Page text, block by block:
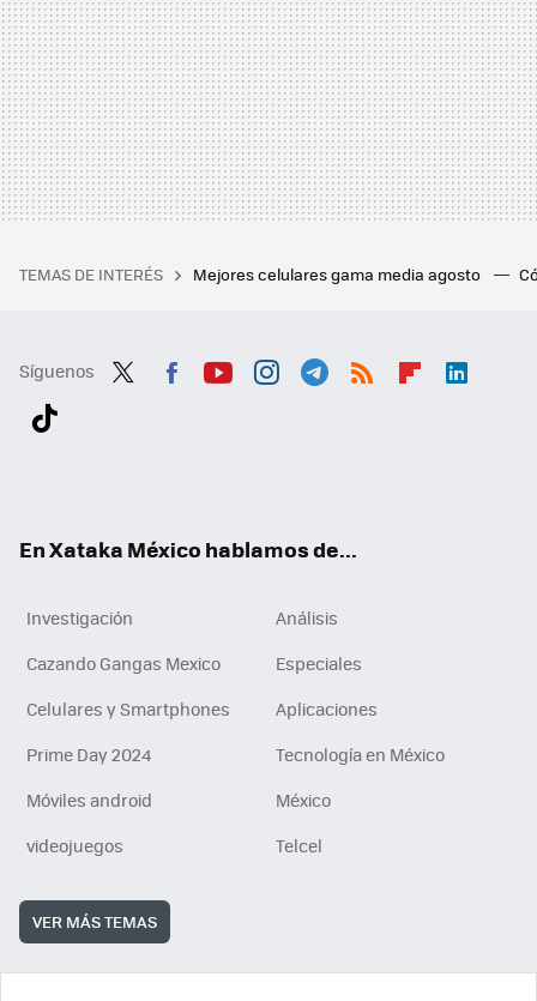
TEMAS DE INTERÉS Mejores celulares gama media agosto
Síguenos
En Xataka México hablamos de...
Investigación
Análisis
Cazando Gangas Mexico
Especiales
Celulares y Smartphones
Aplicaciones
Prime Day 2024
Tecnología en México
Móviles android
México
videojuegos
Telcel
VER MÁS TEMAS